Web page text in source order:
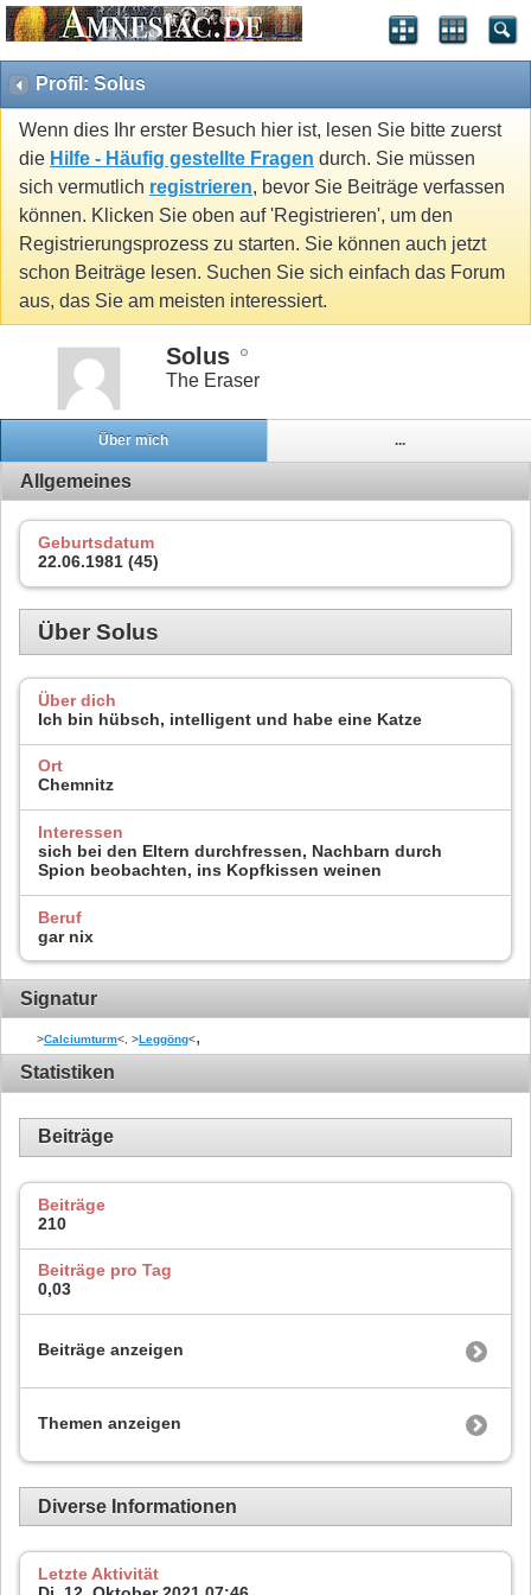
Profil: Solus
Wenn dies Ihr erster Besuch hier ist, lesen Sie bitte zuerst
die Hilfe - Häufig gestellte Fragen durch. Sie müssen
sich vermutlich registrieren, bevor Sie Beiträge verfassen
können. Klicken Sie oben auf 'Registrieren', um den
Registrierungsprozess zu starten. Sie können auch jetzt
schon Beiträge lesen. Suchen Sie sich einfach das Forum
aus, das Sie am meisten interessiert.
Solus
The Eraser
Über mich ...
Allgemeines
Geburtsdatum
22.06.1981 (45)
Über Solus
Über dich
Ich bin hübsch, intelligent und habe eine Katze
Ort
Chemnitz
Interessen
sich bei den Eltern durchfressen, Nachbarn durch
Spion beobachten, ins Kopfkissen weinen
Beruf
gar nix
Signatur
>Calciumturm<, >Leggöng<,
Statistiken
Beiträge
Beiträge
210
Beiträge pro Tag
0,03
Beiträge anzeigen
Themen anzeigen
Diverse Informationen
Letzte Aktivität